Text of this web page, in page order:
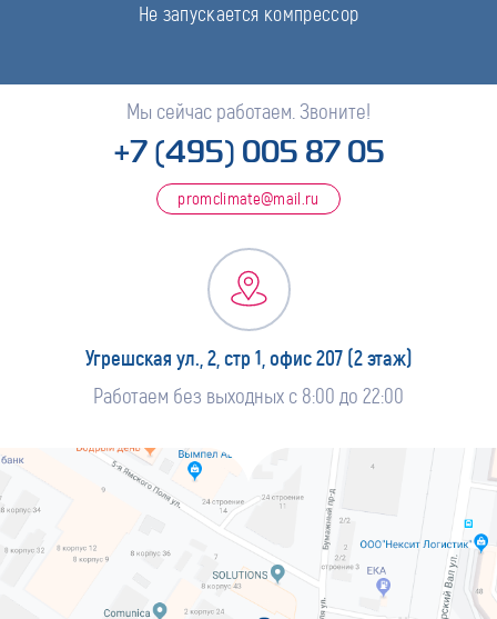
Не запускается компрессор
Мы сейчас работаем. Звоните!
+7 (495) 005 87 05
promclimate@mail.ru
Угрешская ул., 2, стр 1, офис 207 (2 этаж)
Работаем без выходных с 8:00 до 22:00